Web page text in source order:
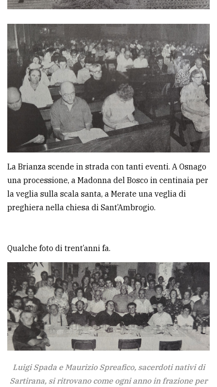
La Brianza scende in strada con tanti eventi. A Osnago
una processione, a Madonna del Bosco in centinaia per
la veglia sulla scala santa, a Merate una veglia di
preghiera nella chiesa di Sant’Ambrogio.
Qualche foto di trent’anni fa.
Luigi Spada e Maurizio Spreafico, sacerdoti nativi di
Sartirana, si ritrovano come ogni anno in frazione per